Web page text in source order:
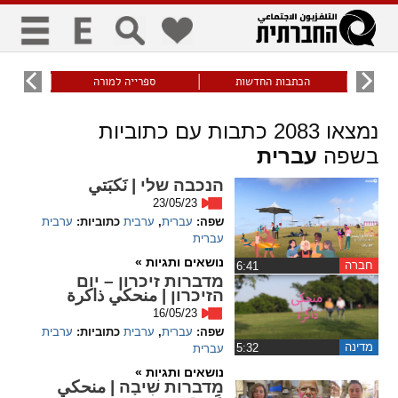
כללי
visibility_off
ביטול הבהובים ניווט מקלדת סימון כותרות
זום
zoom_out
התרחק
גופנים
Decrease font
Increase font
הכתבות החדשות ספרייה למורה עוני
נמצאו2083 כתבות עם כתוביות
בשפה עברית
חברה
הנכבה שלי | نَكبَتي
23/05/23
שפה: עברית, ערבית כתוביות: ערבית
עברית
נושאים ותגיות »
מדינה
מדברות זיכרון – יום
הזיכרון | منحكي ذاكرة
16/05/23
שפה: עברית, ערבית כתוביות: ערבית
עברית
נושאים ותגיות »
מדברות שִׁיבָה | منحكي